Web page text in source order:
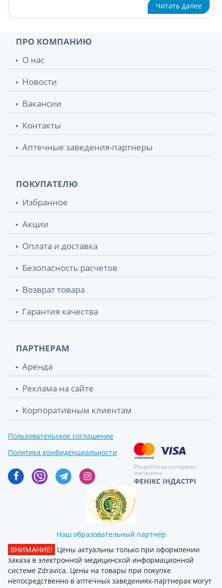
Читать далее
ПРО КОМПАНИЮ
О нас
Новости
Вакансии
Контакты
Аптечные заведения-партнеры
ПОКУПАТЕЛЮ
Избранное
Акции
Оплата и доставка
Безопасность расчетов
Возврат товара
Гарантия качества
ПАРТНЕРАМ
Аренда
Реклама на сайте
Корпоративным клиентам
Пользовательское соглашение
Политика конфиденциальности
Разработка интернет
магазина
ФЕНІКС ІНДАСТРІ
Наш образовательный партнёр
ВНИМАНИЕ! Цены актуальны только при оформлении
заказа в электронной медицинской информационной
системе Zdravica. Цены на товары при покупке
непосредственно в аптечных заведениях-партнерах могут